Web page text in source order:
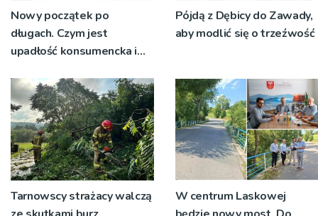
Nowy początek po
długach. Czym jest
upadłość konsumencka i
rozsądnym wyjściem?
Pójdą z Dębicy do Zawady,
aby modlić się o trzeźwość
Tarnowscy strażacy walczą
W centrum Laskowej